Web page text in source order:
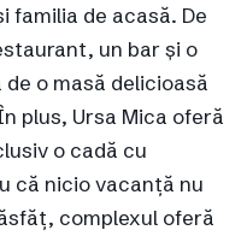
familia de acasă. De
un bar și o
o masă delicioasă
plus, Ursa Mica oferă
o cadă cu
că nicio vacanță nu
complexul oferă